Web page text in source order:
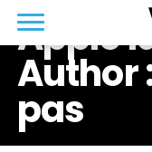
Apple
Author
pas